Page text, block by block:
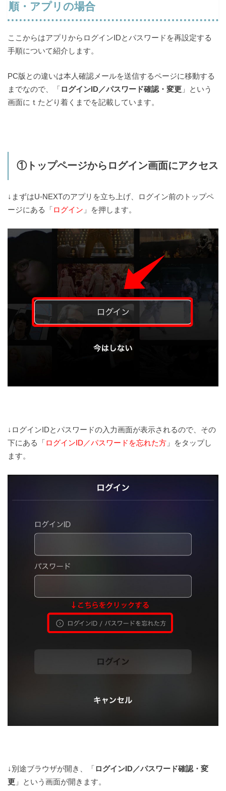
順・アプリの場合
ここからはアプリからログインIDとパスワードを再設定する
手順について紹介します。
PC版との違いは本人確認メールを送信するページに移動する
までなので、「ログインID／パスワード確認・変更 」という
画面にｔたどり着くまでを記載しています。
①トップページからログイン画面にアクセス
↓まずはU-NEXTのアプリを立ち上げ、ログイン前のトップペ
ージにある「ログイン 」を押します。
↓ログインIDとパスワードの入力画面が表示されるので、その
下にある「ログインID／パスワードを忘れた方 」をタップし
ます。
↓別途ブラウザが開き、「ログインID／パスワード確認・変
更 」という画面が開きます。